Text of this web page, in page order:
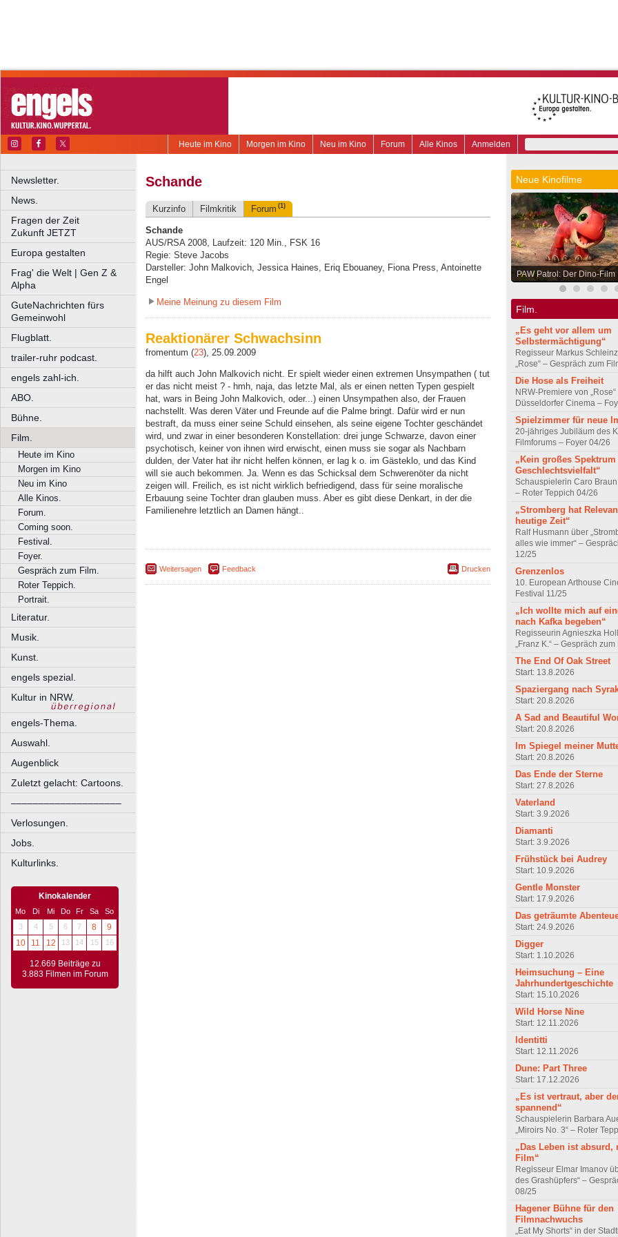
Anmelden
Alle Kinos
Forum
Neu im Kino
Morgen im Kino
Heute im Kino
Newsletter.
News.
Fragen der Zeit
Zukunft JETZT
Europa gestalten
Frag' die Welt | Gen Z &
Alpha
GuteNachrichten fürs
Gemeinwohl
Flugblatt.
trailer-ruhr podcast.
engels zahl-ich.
ABO.
Bühne.
Film.
Heute im Kino
Morgen im Kino
Neu im Kino
Alle Kinos.
Forum.
Coming soon.
Festival.
Foyer.
Gespräch zum Film.
Roter Teppich.
Portrait.
Literatur.
Musik.
Kunst.
engels spezial.
Kultur in NRW.
engels-Thema.
Auswahl.
Augenblick
Zuletzt gelacht: Cartoons.
––––––––––––––––––––
Verlosungen.
Jobs.
Kulturlinks.
Kinokalender
Mo Di Mi Do Fr Sa
So
3
4 5 6 7 8
9
10
11 12 13 14 15 16
12.669 Beiträge zu
3.883 Filmen im Forum
Schande
Kurzinfo Filmkritik Forum (1)
Schande
AUS/RSA 2008, Laufzeit: 120 Min., FSK 16
Regie: Steve Jacobs
Darsteller: John Malkovich, Jessica Haines, Eriq Ebouaney, Fiona Press, Antoinette
Engel
Meine Meinung zu diesem Film
Reaktionärer Schwachsinn
fromentum (23), 25.09.2009
da hilft auch John Malkovich nicht. Er spielt wieder einen extremen Unsympathen ( tut
er das nicht meist ? - hmh, naja, das letzte Mal, als er einen netten Typen gespielt
hat, wars in Being John Malkovich, oder...) einen Unsympathen also, der Frauen
nachstellt. Was deren Väter und Freunde auf die Palme bringt. Dafür wird er nun
bestraft, da muss einer seine Schuld einsehen, als seine eigene Tochter geschändet
wird, und zwar in einer besonderen Konstellation: drei junge Schwarze, davon einer
psychotisch, keiner von ihnen wird erwischt, einen muss sie sogar als Nachbarn
dulden, der Vater hat ihr nicht helfen können, er lag k o. im Gästeklo, und das Kind
will sie auch bekommen. Ja. Wenn es das Schicksal dem Schwerenöter da nicht
zeigen will. Freilich, es ist nicht wirklich befriedigend, dass für seine moralische
Erbauung seine Tochter dran glauben muss. Aber es gibt diese Denkart, in der die
Familienehre letztlich an Damen hängt..
Weitersagen Feedback Drucken
Neue Kinofilme
PAW Patrol: Der Dino-Film
Film.
„Es geht vor allem um
Selbstermächtigung“
Regisseur Markus
„Rose“ – Gespräch zum
Die Hose als Freiheit
NRW-Premiere von „Rose“
Düsseldorfer Cinema –
Spielzimmer für neue
20-jähriges Jubiläum des
Filmforums – Foyer 04/26
„Kein großes Spektrum
Geschlechtsvielfalt“
Schauspielerin Caro Braun
– Roter Teppich 04/26
„Stromberg hat
heutige Zeit“
Ralf Husmann über
alles wie immer“ –
12/25
Grenzenlos
10. European Arthouse
Festival 11/25
„Ich wollte mich auf
nach Kafka begeben“
Regisseurin Agnieszka
„Franz K.“ – Gespräch
The End Of Oak Street
Start: 13.8.2026
Spaziergang nach
Start: 20.8.2026
A Sad and Beautiful
Start: 20.8.2026
Im Spiegel meiner
Start: 20.8.2026
Das Ende der Sterne
Start: 27.8.2026
Vaterland
Start: 3.9.2026
Diamanti
Start: 3.9.2026
Frühstück bei Audrey
Start: 10.9.2026
Gentle Monster
Start: 17.9.2026
Das geträumte
Start: 24.9.2026
Digger
Start: 1.10.2026
Heimsuchung – Eine
Jahrhundertgeschichte
Start: 15.10.2026
Wild Horse Nine
Start: 12.11.2026
Identitti
Start: 12.11.2026
Dune: Part Three
Start: 17.12.2026
„Es ist vertraut, aber
spannend“
Schauspielerin Barbara
„Miroirs No. 3“ – Roter
„Das Leben ist absurd,
Film“
Regisseur Elmar Imanov
des Grashüpfers“ –
08/25
Hagener Bühne für den
Filmnachwuchs
„Eat My Shorts“ in der